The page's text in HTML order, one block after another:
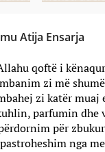
Atija Ensarja
qoftë i
zi më
zi katër muaj
parfumin dhe
për
nga